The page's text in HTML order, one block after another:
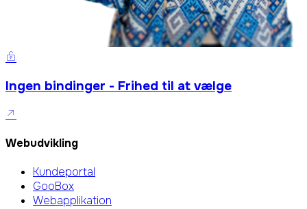
Ingen bindinger - Frihed til at vælge
Webudvikling
Kundeportal
GooBox
Webapplikation